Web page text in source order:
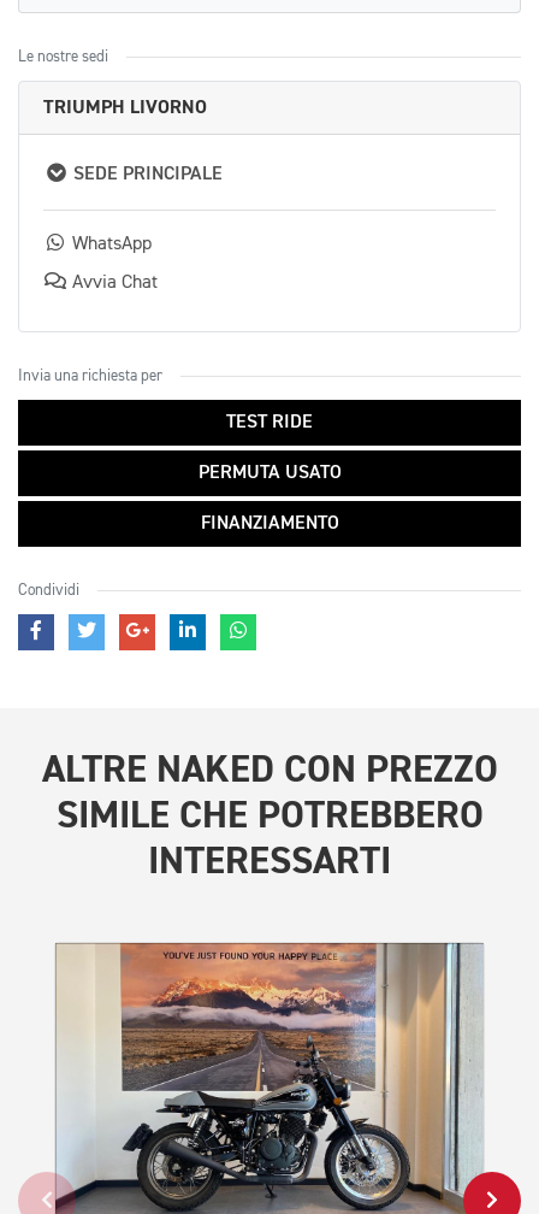
Le nostre sedi
TRIUMPH LIVORNO
SEDE PRINCIPALE
WhatsApp
Avvia Chat
Invia una richiesta per
TEST RIDE
PERMUTA USATO
FINANZIAMENTO
Condividi
ALTRE NAKED CON PREZZO
SIMILE CHE POTREBBERO
INTERESSARTI